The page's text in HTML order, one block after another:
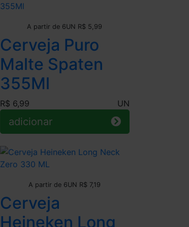
A partir de 6UN R$ 5,99
Cerveja Puro
Malte Spaten
355Ml
R$ 6,99 UN
adicionar
A partir de 6UN R$ 7,19
Cerveja
Heineken Long